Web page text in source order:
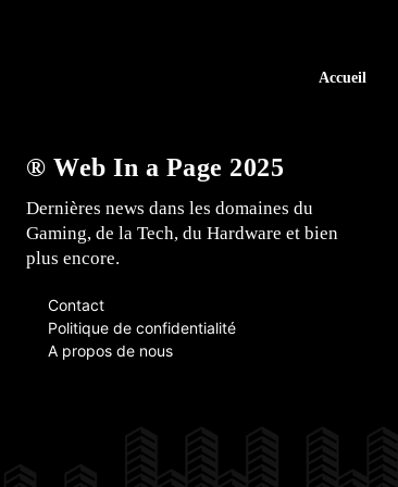
Accueil
® Web In a Page 2025
Dernières news dans les domaines du
Gaming, de la Tech, du Hardware et bien
plus encore.
Contact
Politique de confidentialité
A propos de nous